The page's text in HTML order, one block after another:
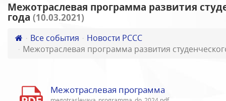
Межотраслевая программа развития
года (10.03.2021)
Все события
Новости РССС
Межотраслевая программа развития
Межотраслевая программа